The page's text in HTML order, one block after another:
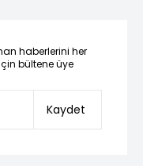
haberlerini her
bültene üye
Kaydet